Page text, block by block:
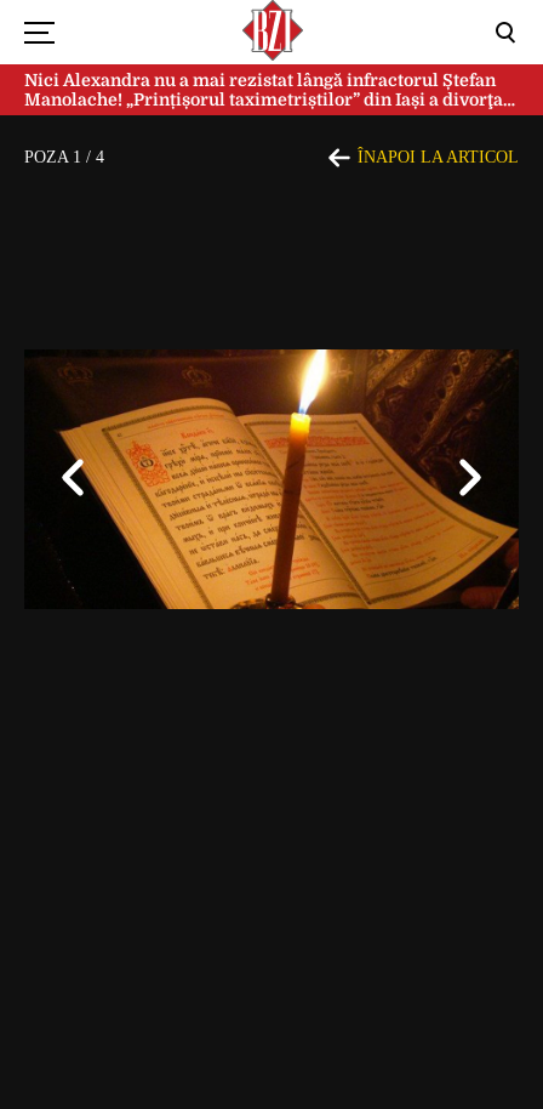
Nici Alexandra nu a mai rezistat lângă infractorul Ștefan
Manolache! „Prințișorul taximetriștilor” din Iași a divorţat
după doi ani de căsnicie
POZA 1 / 4 ÎNAPOI LA ARTICOL